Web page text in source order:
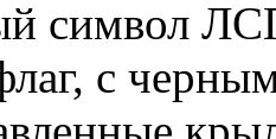
символ
с